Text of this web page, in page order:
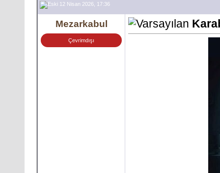
12 Nisan 2026, 17:36
Mezarkabul
Çevrimdışı